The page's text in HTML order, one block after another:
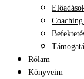
Rólam
Könyveim